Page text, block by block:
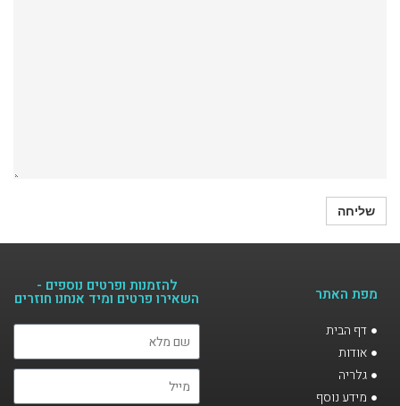
מפת האתר
דף הבית
אודות
גלריה
מידע נוסף
להזמנות ופרטים נוספים -
השאירו פרטים ומיד אנחנו חוזרים​